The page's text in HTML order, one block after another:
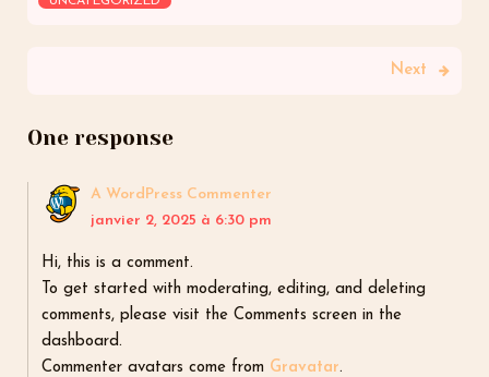
Next
One response
A WordPress Commenter
janvier 2, 2025 à 6:30 pm
Hi, this is a comment.
To get started with moderating, editing, and deleting
comments, please visit the Comments screen in the
dashboard.
Commenter avatars come from Gravatar.